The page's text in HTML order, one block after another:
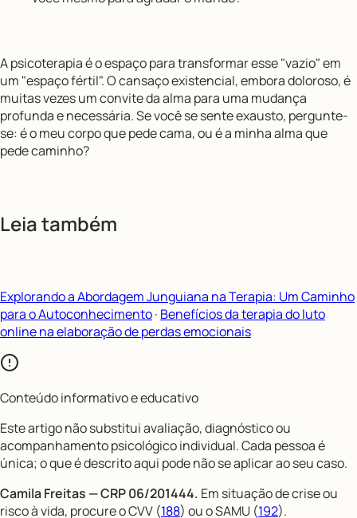
A psicoterapia é o espaço para transformar esse "vazio" em
um "espaço fértil". O cansaço existencial, embora doloroso, é
muitas vezes um convite da alma para uma mudança
profunda e necessária. Se você se sente exausto, pergunte-
se: é o meu corpo que pede cama, ou é a minha alma que
pede caminho?
Leia também
Explorando a Abordagem Junguiana na Terapia: Um Caminho
para o Autoconhecimento· Benefícios da terapia do luto
online na elaboração de perdas emocionais
Conteúdo informativo e educativo
Este artigo não substitui avaliação, diagnóstico ou
acompanhamento psicológico individual. Cada pessoa é
única; o que é descrito aqui pode não se aplicar ao seu caso.
Camila Freitas — CRP 06/201444. Em situação de crise ou
risco à vida, procure o CVV (188) ou o SAMU (192).